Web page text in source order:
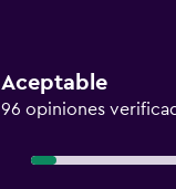
Aceptable
96 opiniones